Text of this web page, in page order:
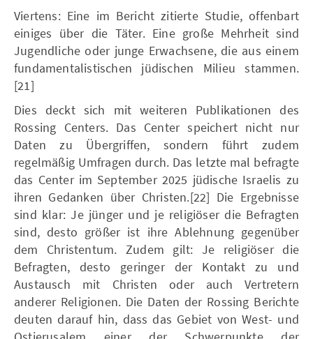
Viertens: Eine im Bericht zitierte Studie, offenbart
einiges über die Täter. Eine große Mehrheit sind
Jugendliche oder junge Erwachsene, die aus einem
fundamentalistischen jüdischen Milieu stammen.
[21]
Dies deckt sich mit weiteren Publikationen des
Rossing Centers. Das Center speichert nicht nur
Daten zu Übergriffen, sondern führt zudem
regelmäßig Umfragen durch. Das letzte mal befragte
das Center im September 2025 jüdische Israelis zu
ihren Gedanken über Christen.[22] Die Ergebnisse
sind klar: Je jünger und je religiöser die Befragten
sind, desto größer ist ihre Ablehnung gegenüber
dem Christentum. Zudem gilt: Je religiöser die
Befragten, desto geringer der Kontakt zu und
Austausch mit Christen oder auch Vertretern
anderer Religionen. Die Daten der Rossing Berichte
deuten darauf hin, dass das Gebiet von West- und